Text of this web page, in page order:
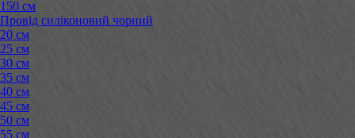
150 см
Провід силіконовий чорний
20 см
25 см
30 см
35 см
40 см
45 см
50 см
55 см